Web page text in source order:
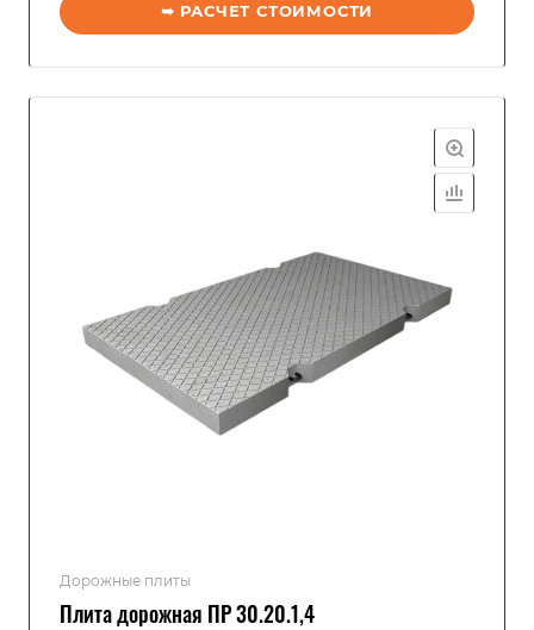
➥ РАСЧЕТ СТОИМОСТИ
Дорожные плиты
Плита дорожная ПР 30.20.1,4